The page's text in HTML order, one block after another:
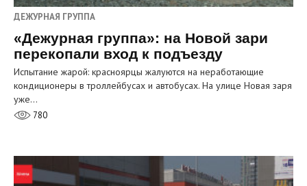
ДЕЖУРНАЯ ГРУППА
«Дежурная группа»: на Новой зари
перекопали вход к подъезду
Испытание жарой: красноярцы жалуются на неработающие
кондиционеры в троллейбусах и автобусах. На улице Новая заря
уже…
780